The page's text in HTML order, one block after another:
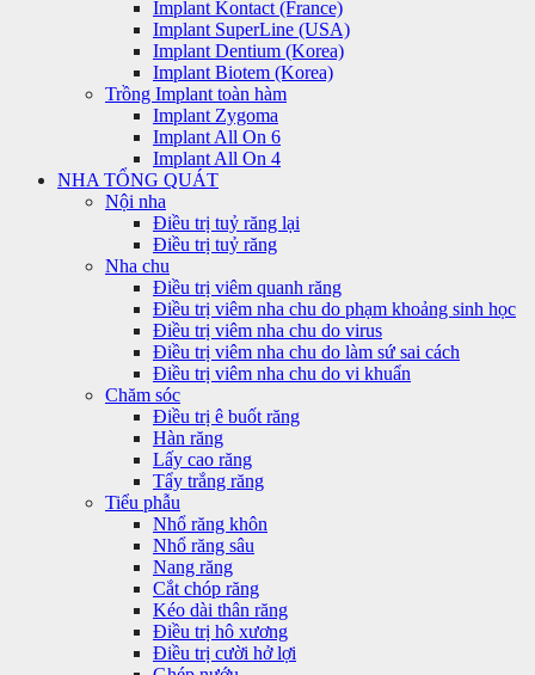
Implant Kontact (France)
Implant SuperLine (USA)
Implant Dentium (Korea)
Implant Biotem (Korea)
Trồng Implant toàn hàm
Implant Zygoma
Implant All On 6
Implant All On 4
NHA TỔNG QUÁT
Nội nha
Điều trị tuỷ răng lại
Điều trị tuỷ răng
Nha chu
Điều trị viêm quanh răng
Điều trị viêm nha chu do phạm khoảng sinh học
Điều trị viêm nha chu do virus
Điều trị viêm nha chu do làm sứ sai cách
Điều trị viêm nha chu do vi khuẩn
Chăm sóc
Điều trị ê buốt răng
Hàn răng
Lấy cao răng
Tẩy trắng răng
Tiểu phẫu
Nhổ răng khôn
Nhổ răng sâu
Nang răng
Cắt chóp răng
Kéo dài thân răng
Điều trị hô xương
Điều trị cười hở lợi